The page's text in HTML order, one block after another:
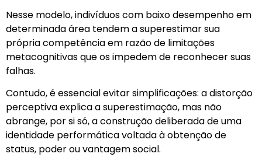
Nesse modelo, indivíduos com baixo desempenho em
determinada área tendem a superestimar sua
própria competência em razão de limitações
metacognitivas que os impedem de reconhecer suas
falhas.
Contudo, é essencial evitar simplificações: a distorção
perceptiva explica a superestimação, mas não
abrange, por si só, a construção deliberada de uma
identidade performática voltada à obtenção de
status, poder ou vantagem social.